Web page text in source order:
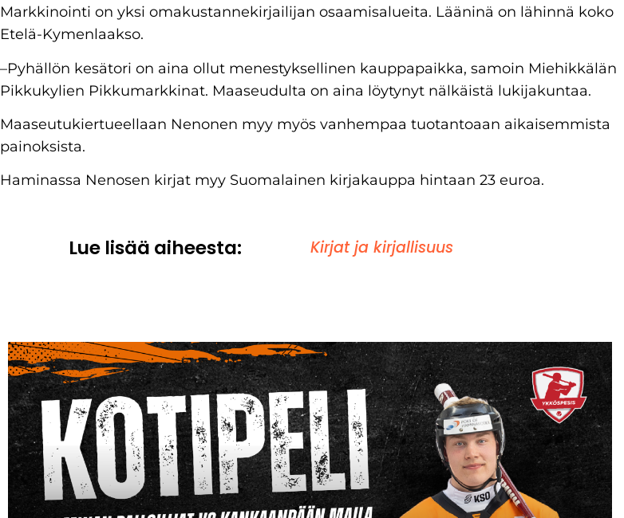
Markkinointi on yksi omakustannekirjailijan osaamisalueita. Lääninä on lähinnä koko
Etelä-Kymenlaakso.
–Pyhällön kesätori on aina ollut menestyksellinen kauppapaikka, samoin Miehikkälän
Pikkukylien Pikkumarkkinat. Maaseudulta on aina löytynyt nälkäistä lukijakuntaa.
Maaseutukiertueellaan Nenonen myy myös vanhempaa tuotantoaan aikaisemmista
painoksista.
Haminassa Nenosen kirjat myy Suomalainen kirjakauppa hintaan 23 euroa.
Lue lisää aiheesta: Kirjat ja kirjallisuus